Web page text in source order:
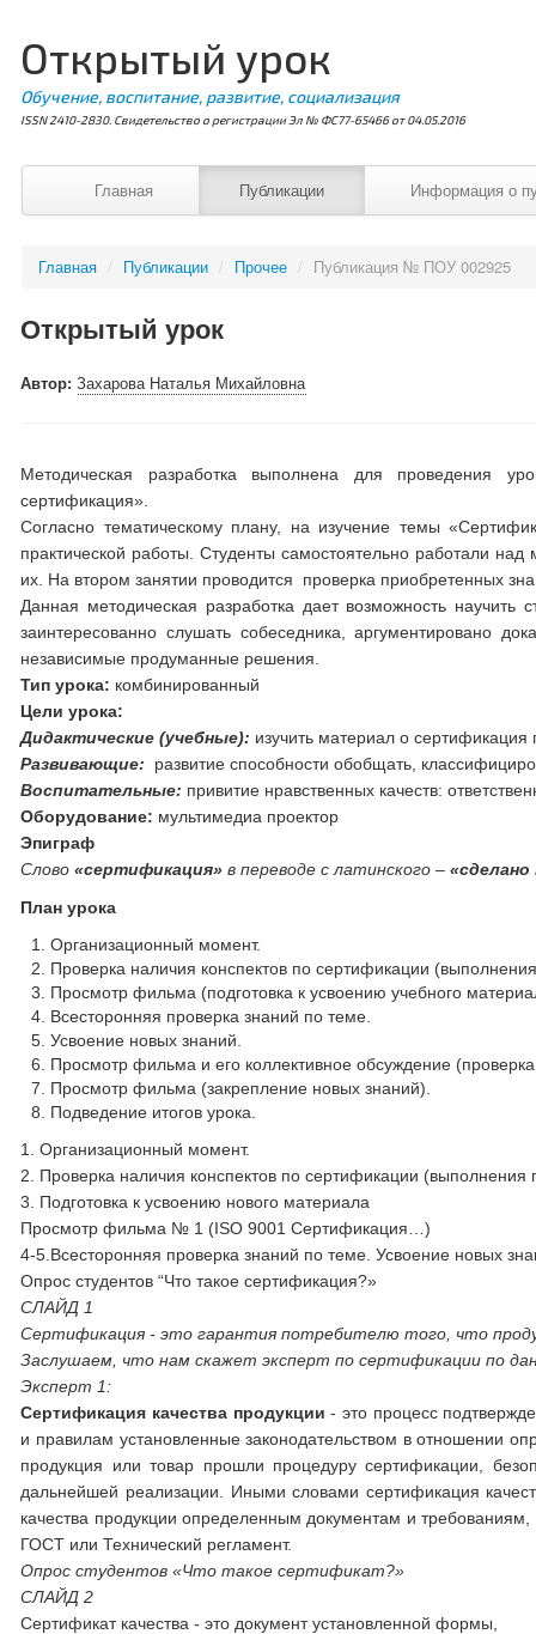
Открытый урок
Обучение, воспитание, развитие, социализация
ISSN 2410-2830. Свидетельство о регистрации Эл № ФС77-65466 от 04.05.2016
Главная Публикации Информация о
Главная / Публикации / Прочее / Публикация № ПОУ 002925
Открытый урок
Автор:Захарова Наталья Михайловна
Методическая разработка выполнена для проведения
сертификация».
Согласно тематическому плану, на изучение темы
практической работы. Студенты самостоятельно работали
их. На втором занятии проводится проверка приобретенных
Данная методическая разработка дает возможность
заинтересованно слушать собеседника, аргументировано
независимые продуманные решения.
Тип урока: комбинированный
Цели урока:
Дидактические (учебные): изучить материал о сертификация
Развивающие: развитие способности обобщать,
Воспитательные: привитие нравственных качеств:
Оборудование: мультимедиа проектор
Эпиграф
Слово«сертификация» в переводе с латинского –«сделано
План урока
Организационный момент.
Проверка наличия конспектов по сертификации
Просмотр фильма (подготовка к усвоению учебного
Всесторонняя проверка знаний по теме.
Усвоение новых знаний.
Просмотр фильма и его коллективное обсуждение
Просмотр фильма (закрепление новых знаний).
Подведение итогов урока.
1. Организационный момент.
2. Проверка наличия конспектов по сертификации (выполнения
3. Подготовка к усвоению нового материала
Просмотр фильма № 1 (ISO 9001 Сертификация…)
4-5.Всесторонняя проверка знаний по теме. Усвоение новых
Опрос студентов “Что такое сертификация?»
СЛАЙД 1
Сертификация - это гарантия потребителю того, что
Заслушаем, что нам скажет эксперт по сертификации по
Эксперт 1:
Сертификация качества продукции - это процесс
и правилам установленные законодательством в отношении
продукция или товар прошли процедуру сертификации,
дальнейшей реализации. Иными словами сертификация
качества продукции определенным документам и
ГОСТ или Технический регламент.
Опрос студентов «Что такое сертификат?»
СЛАЙД 2
Сертификат качества - это документ установленной формы,